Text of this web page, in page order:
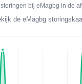
bij eMagbg in de
de eMagbg